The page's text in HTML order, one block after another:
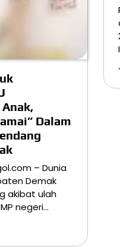
Dalam
– Dunia
Demak
akibat ulah
negeri…